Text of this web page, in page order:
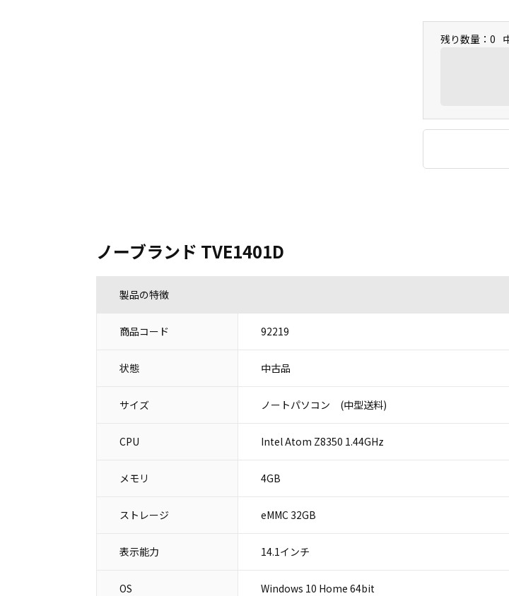
残り数量：0
ノーブランド TVE1401D
製品の特徴
商品コード 92219
状態 中古品
サイズ ノートパソコン (中型送料)
CPU Intel Atom Z8350 1.44GHz
メモリ 4GB
ストレージ eMMC 32GB
表示能力 14.1インチ
OS Windows 10 Home 64bit